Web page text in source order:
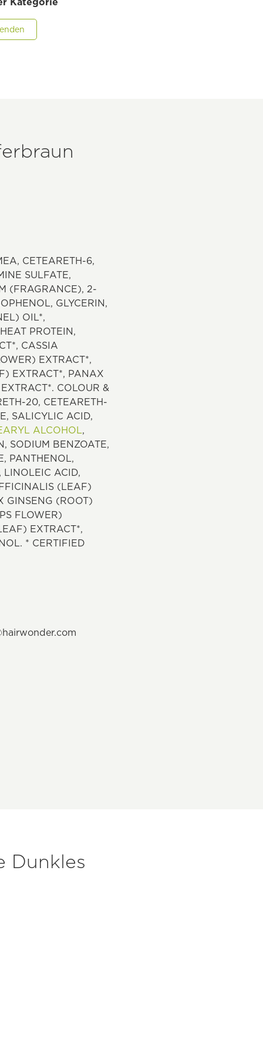
CETEARETH-6,
SULFATE,
(FRAGRANCE), 2-
GLYCERIN,
OIL*,
PROTEIN,
CASSIA
EXTRACT*,
EXTRACT*, PANAX
COLOUR &
20, CETEARETH-
SALICYLIC ACID,
ALCOHOL,
SODIUM BENZOATE,
PANTHENOL,
LINOLEIC ACID,
(LEAF)
GINSENG (ROOT)
FLOWER)
EXTRACT*,
* CERTIFIED
Dunkles